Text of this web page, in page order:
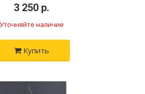
3 250 р.
Уточняйте наличие
Купить